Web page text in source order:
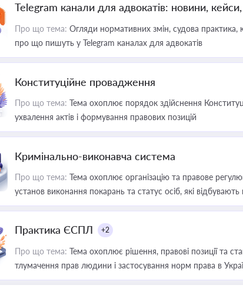
Telegram канали для адвокатів: новини,
Про що тема: Огляди нормативних змін, судова практика,
про що пишуть у Telegram каналах для адвокатів
Конституційне провадження
Про що тема: Тема охоплює порядок здійснення
ухвалення актів і формування правових позицій
Кримінально-виконавча система
Про що тема: Тема охоплює організацію та правове
установ виконання покарань та статус осіб, які
Практика ЄСПЛ +2
Про що тема: Тема охоплює рішення, правові позиції та
тлумачення прав людини і застосування норм права в